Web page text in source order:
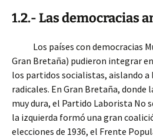
1.2.-Las democracias
Los países con democracias
Gran Bretaña) pudieron integrar
los partidos socialistas, aislando a
radicales. En Gran Bretaña, donde
muy dura, el Partido Laborista No
la izquierda formó una gran
elecciones de 1936, el Frente